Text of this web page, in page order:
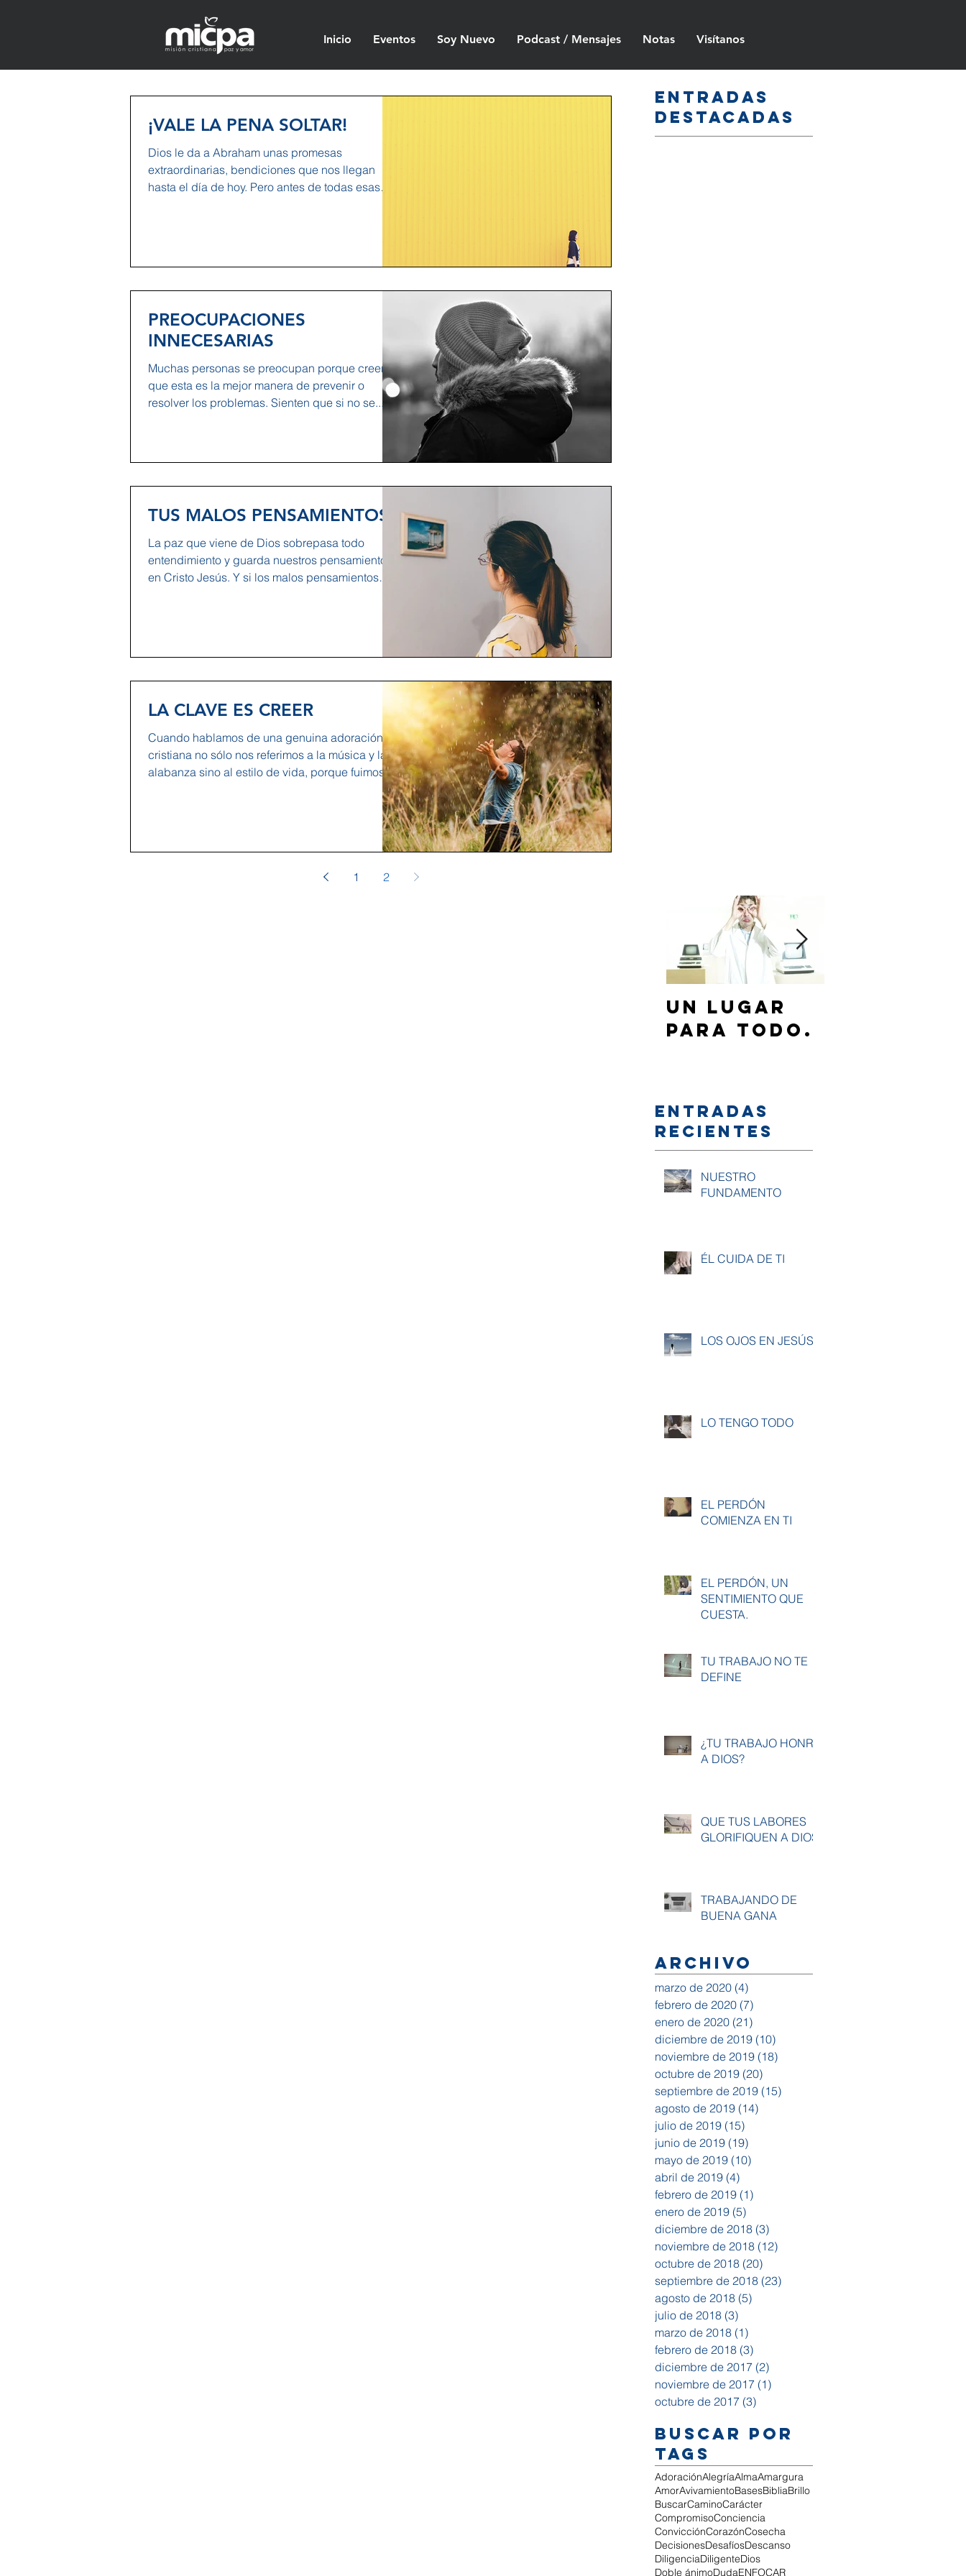
Inicio Eventos Soy Nuevo Podcast / Mensajes Notas Visítanos
¡VALE LA PENA SOLTAR!
Dios le da a Abraham unas promesas
extraordinarias, bendiciones que nos llegan
hasta el día de hoy. Pero antes de todas esas
PREOCUPACIONES
INNECESARIAS
Muchas personas se preocupan porque creen
que esta es la mejor manera de prevenir o
resolver los problemas. Sienten que si no se...
TUS MALOS PENSAMIENTOS
La paz que viene de Dios sobrepasa todo
entendimiento y guarda nuestros pensamientos
en Cristo Jesús. Y si los malos pensamientos
LA CLAVE ES CREER
Cuando hablamos de una genuina adoración
cristiana no sólo nos referimos a la música y la
alabanza sino al estilo de vida, porque fuimos...
1 2
Entradas
destacadas
Un lugar
para todo.
Entradas
recientes
NUESTRO
FUNDAMENTO
ÉL CUIDA DE TI
LOS OJOS EN JESÚS
LO TENGO TODO
EL PERDÓN
COMIENZA EN TI
EL PERDÓN, UN
SENTIMIENTO QUE
CUESTA.
TU TRABAJO NO TE
DEFINE
¿TU TRABAJO HONRA
A DIOS?
QUE TUS LABORES
GLORIFIQUEN A DIOS
TRABAJANDO DE
BUENA GANA
Archivo
marzo de 2020 (4)
febrero de 2020 (7)
enero de 2020 (21)
diciembre de 2019 (10)
noviembre de 2019 (18)
octubre de 2019 (20)
septiembre de 2019 (15)
agosto de 2019 (14)
julio de 2019 (15)
junio de 2019 (19)
mayo de 2019 (10)
abril de 2019 (4)
febrero de 2019 (1)
enero de 2019 (5)
diciembre de 2018 (3)
noviembre de 2018 (12)
octubre de 2018 (20)
septiembre de 2018 (23)
agosto de 2018 (5)
julio de 2018 (3)
marzo de 2018 (1)
febrero de 2018 (3)
diciembre de 2017 (2)
noviembre de 2017 (1)
octubre de 2017 (3)
Buscar por
tags
AdoraciónAlegríaAlmaAmargura
AmorAvivamientoBasesBibliaBrillo
BuscarCaminoCarácter
CompromisoConciencia
ConvicciónCorazónCosecha
DecisionesDesafíosDescanso
DiligenciaDiligenteDios
Doble ánimoDudaENFOCAR